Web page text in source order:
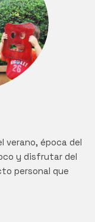
verano, época del
y disfrutar del
personal que